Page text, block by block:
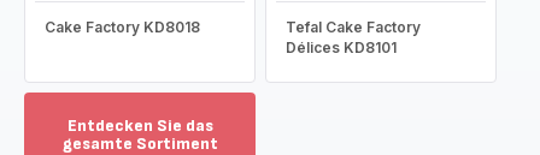
Cake Factory KD8018
Tefal Cake Factory
Délices KD8101
Entdecken Sie das
gesamte Sortiment